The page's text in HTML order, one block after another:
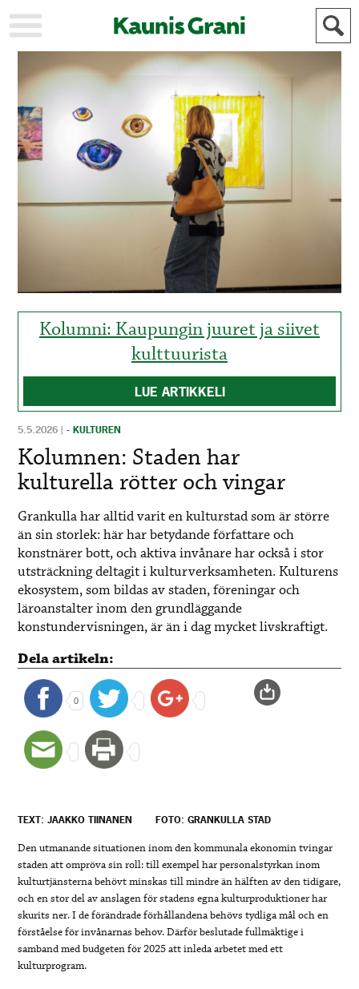
KAUPUNKI
STADEN
AJANKOHTAISTA
AKTUELLT
URHEILU
IDROTT
KULTTUURI
KULTUR
HISTORIA
YLEINEN
ALLMÄN
FÖR
ANNONSÖRER
Kolumni: Kaupungin juuret ja siivet
kulttuurista
LUE ARTIKKELI
5.5.2026 |- KULTUREN
Kolumnen: Staden har
kulturella rötter och vingar
Grankulla har alltid varit en kulturstad som är större
än sin storlek: här har betydande författare och
konstnärer bott, och aktiva invånare har också i stor
utsträckning deltagit i kulturverksamheten. Kulturens
ekosystem, som bildas av staden, föreningar och
läroanstalter inom den grundläggande
konstundervisningen, är än i dag mycket livskraftigt.
Dela artikeln:
0
TEXT: JAAKKO TIINANEN FOTO: GRANKULLA STAD
Den utmanande situationen inom den kommunala ekonomin tvingar
staden att ompröva sin roll: till exempel har personalstyrkan inom
kulturtjänsterna behövt minskas till mindre än hälften av den tidigare,
och en stor del av anslagen för stadens egna kulturproduktioner har
skurits ner. I de förändrade förhållandena behövs tydliga mål och en
förståelse för invånarnas behov. Därför beslutade fullmäktige i
samband med budgeten för 2025 att inleda arbetet med ett
kulturprogram.